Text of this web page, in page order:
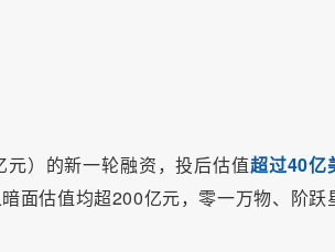
元）的新一轮融资，投后估值超过40亿
面估值均超200亿元，零一万物、阶跃